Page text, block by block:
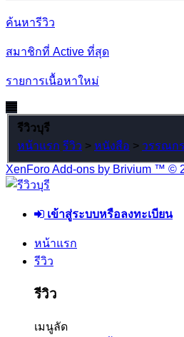
ค้นหารีวิว
สมาชิกที่ Active ที่สุด
รายการเนื้อหาใหม่
รีวิวบุรี
หน้าแรก รีวิว > หนังสือ > วรรณก
XenForo Add-ons by Brivium ™ ©
เข้าสู่ระบบหรือลงทะเบียน
หน้าแรก
รีวิว
รีวิว
เมนูลัด